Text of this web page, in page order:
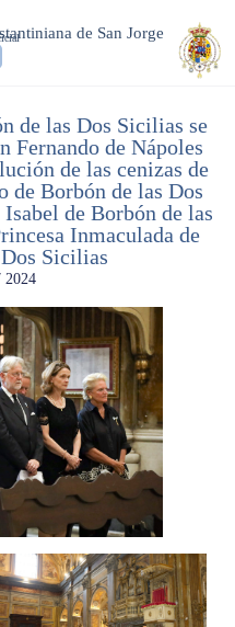
de San Jorge
de las Dos Sicilias se
Fernando de Nápoles
de las cenizas de
de Borbón de las Dos
de Borbón de las
Inmaculada de
Sicilias
2024